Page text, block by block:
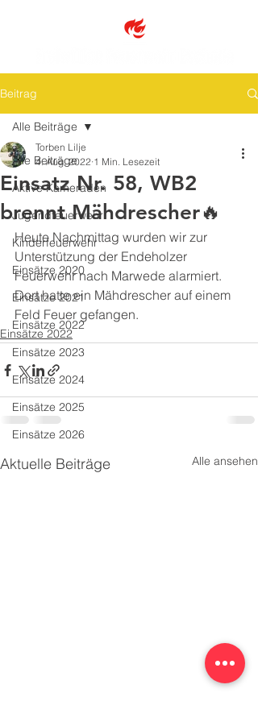
Beitrag
Alle Beiträge
Aktive Kameraden
Jugendfeuerwehr
Kinderfeuerwehr
Einsätze 2020
Einsätze 2021
Einsätze 2022
Einsätze 2023
Einsätze 2024
Einsätze 2025
Einsätze 2026
Alle Beiträge
Einsatz Nr. 58, WB2
brennt Mähdrescher🔥
Torben Lilje
4. Aug. 2022 1 Min. Lesezeit
Heute Nachmittag wurden wir zur
Unterstützung der Endeholzer
Feuerwehr nach Marwede alarmiert.
Dort hatte ein Mähdrescher auf einem
Feld Feuer gefangen.
Einsätze 2022
Aktuelle Beiträge Alle ansehen